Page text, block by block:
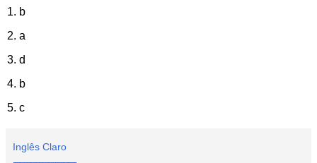
1. b
2. a
3. d
4. b
5. c
Inglês Claro